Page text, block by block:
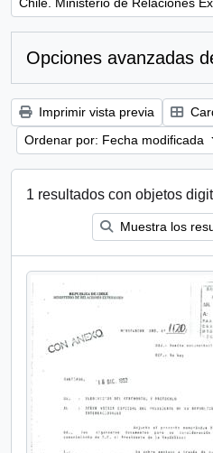
Opciones avanzadas
Imprimir vista previa
Ordenar por: Fecha modificada
1 resultados con objetos
Muestra los